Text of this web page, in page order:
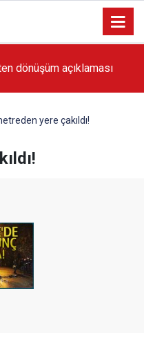
dönüşüm açıklaması
proje gerçekleştirilecek'
yere çakıldı!